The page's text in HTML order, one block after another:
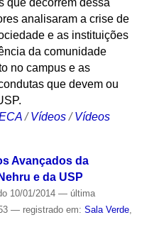
que decorrem dessa
analisaram a crise de
e as instituições
da comunidade
no campus e as
que devem ou
/ Vídeos / Vídeos
Avançados da
e da USP
10/01/2014 — última
— registrado em: Sala Verde,